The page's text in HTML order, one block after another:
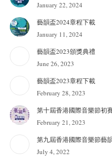
January 22, 2024
藝韻盃2024章程下載
January 11, 2024
藝韻盃2023頒獎典禮
June 26, 2023
藝韻盃2023章程下載
February 28, 2023
第十屆香港國際音樂節初
February 21, 2023
第九屆香港國際音樂節藝
July 4, 2022